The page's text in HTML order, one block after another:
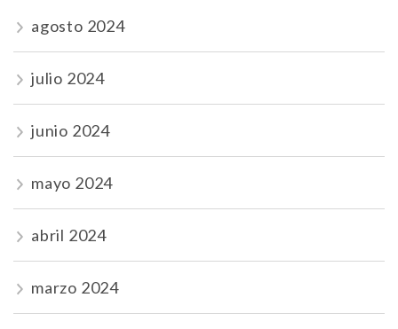
agosto 2024
julio 2024
junio 2024
mayo 2024
abril 2024
marzo 2024